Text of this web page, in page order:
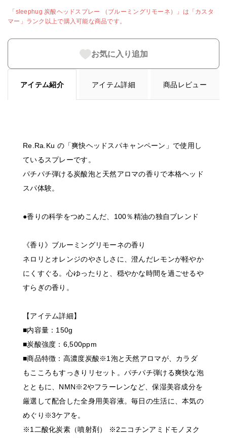
マー」ランク以上で購入可能な商品です。
お気に入り追加
アイテム紹介
Re.Ra.Ku の「爽快ヘッドスパキャンペーン」で使用し
ているスプレーです。
パチパチ弾ける炭酸泡と天然アロマの香りで本格ヘッド
スパ体験。
●香りの科学をつめこんだ、100％精油の独自ブレンド
《香り》ブルーミングリモーネの香り
ネロリとオレンジのやさしさに、澄んだレモンが軽やか
にくすぐる。心ゆったりと、穏やかな時間を過ごせるや
すらぎの香り。
【アイテム詳細】
■内容量：150g
■炭酸強度：6,500ppm
■商品特徴：高濃度炭酸※1泡と天然アロマが、カラダ
もこころもすっきりリセット。パチパチ弾ける爽快な泡
とともに、NMN※2やフラーレンなど、保湿美容成分を
厳選して配合した全身用美容液。毎日の生活に、本気の
めぐり※3ケアを。
※1二酸化炭素（噴射剤） ※2ニコチンアミドモノヌク
アイテム詳細 商品レビュー